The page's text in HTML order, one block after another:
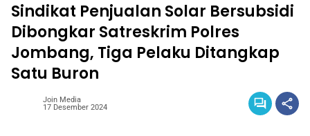
Sindikat Penjualan Solar Bersubsidi
Dibongkar Satreskrim Polres
Jombang, Tiga Pelaku Ditangkap
Satu Buron
Join Media
17 Desember 2024